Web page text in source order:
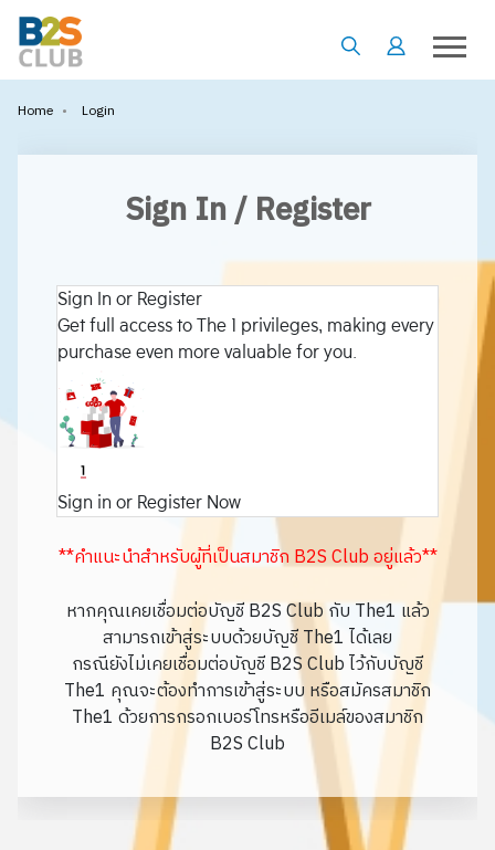
Home • Login
Sign In / Register
Sign In or Register
Get full access to The 1 privileges, making every
purchase even more valuable for you.
Sign in or Register Now
**คำแนะนำสำหรับผู้ที่เป็นสมาชิก B2S Club อยู่แล้ว**
หากคุณเคยเชื่อมต่อบัญชี B2S Club กับ The1 แล้ว
สามารถเข้าสู่ระบบด้วยบัญชี The1 ได้เลย
กรณียังไม่เคยเชื่อมต่อบัญชี B2S Club ไว้กับบัญชี
The1 คุณจะต้องทำการเข้าสู่ระบบ หรือสมัครสมาชิก
The1 ด้วยการกรอกเบอร์โทรหรืออีเมล์ของสมาชิก
B2S Club